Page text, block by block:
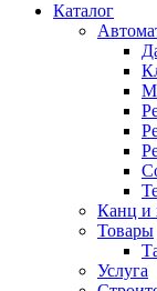
Каталог
Канц и
Товары
Услуга